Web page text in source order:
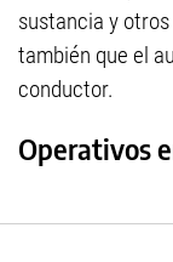
sustancia y
también que el
conductor.
Operativos